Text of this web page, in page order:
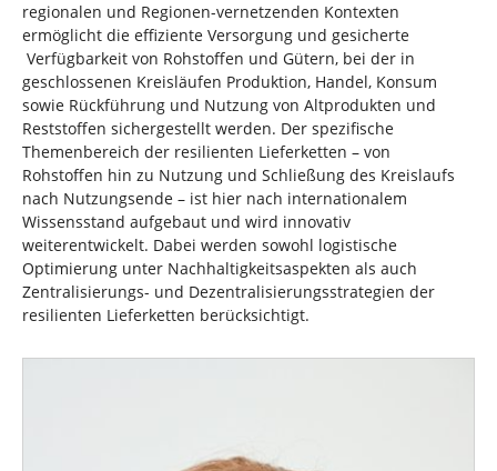
regionalen und Regionen-vernetzenden Kontexten
ermöglicht die effiziente Versorgung und gesicherte
Verfügbarkeit von Rohstoffen und Gütern, bei der in
geschlossenen Kreisläufen Produktion, Handel, Konsum
sowie Rückführung und Nutzung von Altprodukten und
Reststoffen sichergestellt werden. Der spezifische
Themenbereich der resilienten Lieferketten – von
Rohstoffen hin zu Nutzung und Schließung des Kreislaufs
nach Nutzungsende – ist hier nach internationalem
Wissensstand aufgebaut und wird innovativ
weiterentwickelt. Dabei werden sowohl logistische
Optimierung unter Nachhaltigkeitsaspekten als auch
Zentralisierungs- und Dezentralisierungsstrategien der
resilienten Lieferketten berücksichtigt.